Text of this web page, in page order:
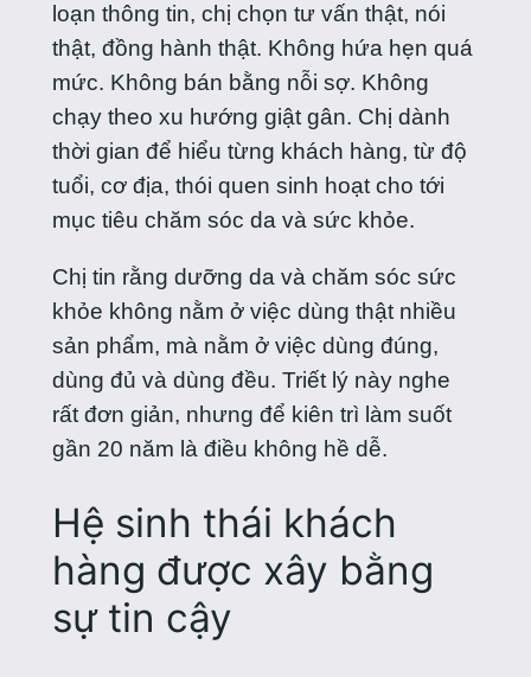
loạn thông tin, chị chọn tư vấn thật, nói
thật, đồng hành thật. Không hứa hẹn quá
mức. Không bán bằng nỗi sợ. Không
chạy theo xu hướng giật gân. Chị dành
thời gian để hiểu từng khách hàng, từ độ
tuổi, cơ địa, thói quen sinh hoạt cho tới
mục tiêu chăm sóc da và sức khỏe.
Chị tin rằng dưỡng da và chăm sóc sức
khỏe không nằm ở việc dùng thật nhiều
sản phẩm, mà nằm ở việc dùng đúng,
dùng đủ và dùng đều. Triết lý này nghe
rất đơn giản, nhưng để kiên trì làm suốt
gần 20 năm là điều không hề dễ.
Hệ sinh thái khách
hàng được xây bằng
sự tin cậy